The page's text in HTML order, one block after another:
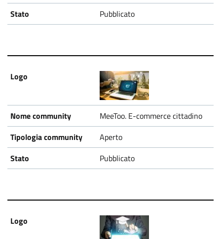
Pubblicato
MeeToo. E-commerce cittadino
Aperto
Pubblicato